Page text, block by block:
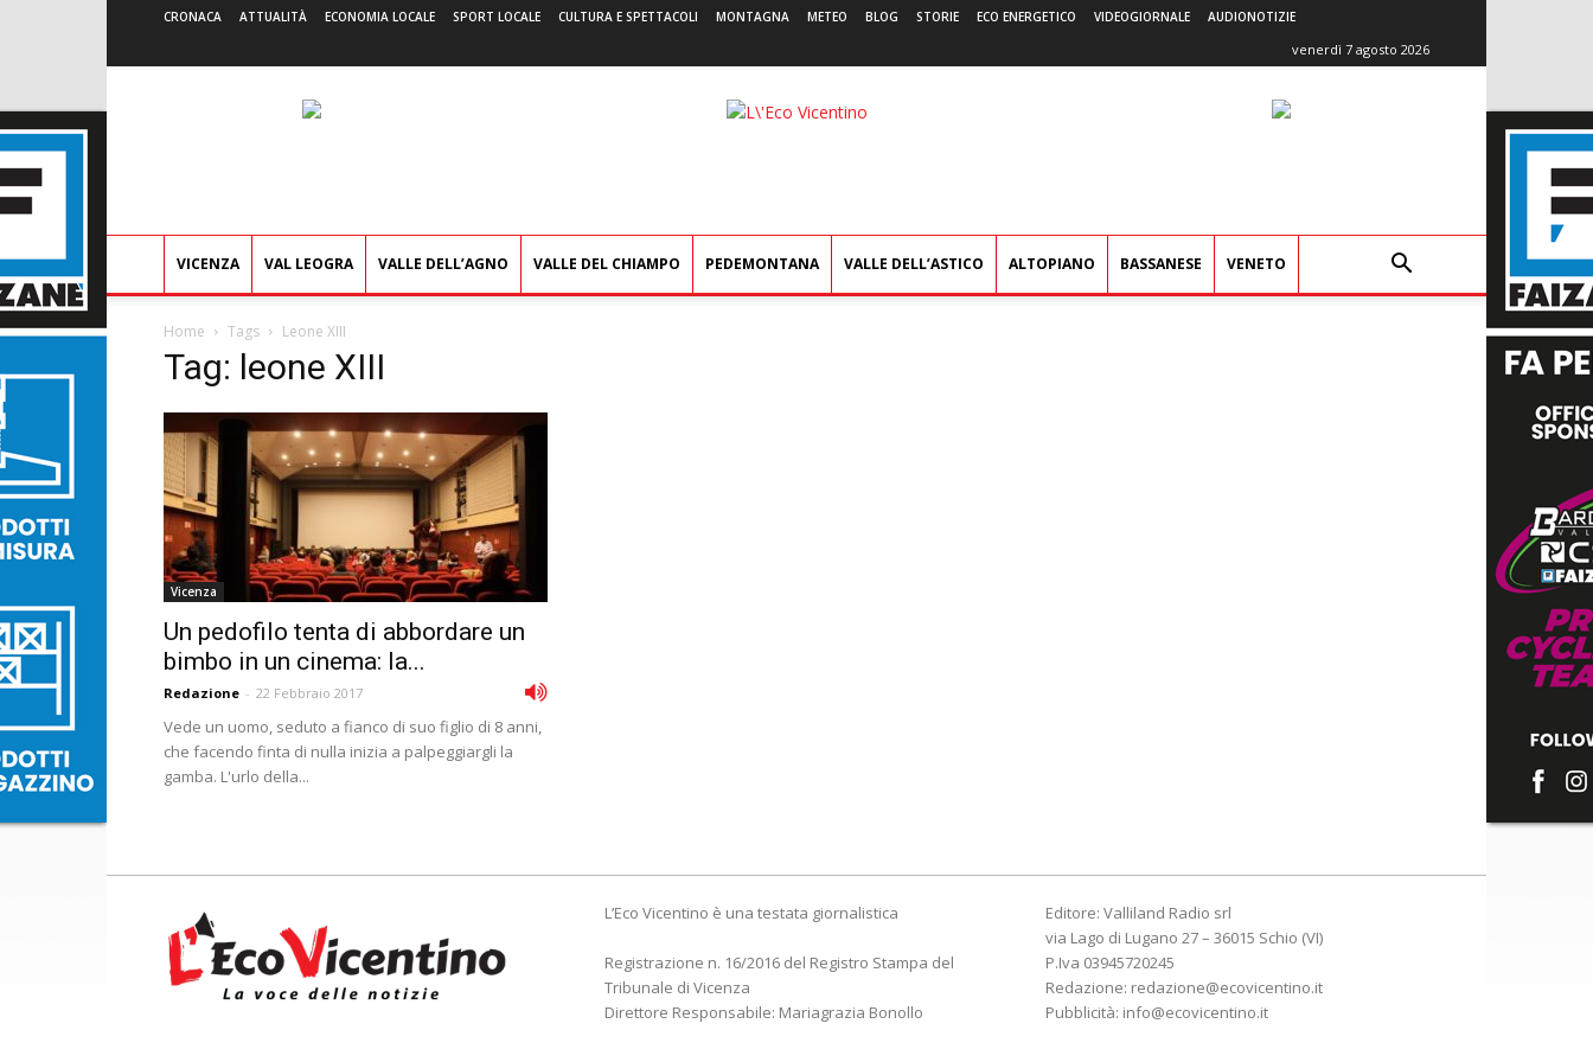
CRONACA ATTUALITÀ ECONOMIA LOCALE SPORT LOCALE CULTURA E SPETTACOLI MONTAGNA METEO BLOG STORIE ECO ENERGETICO VIDEOGIORNALE AUDIONOTIZIE
venerdì 7 agosto 2026
L'Eco
VICENZA VAL LEOGRA VALLE DELL’AGNO VALLE DEL CHIAMPO PEDEMONTANA VALLE DELL’ASTICO ALTOPIANO BASSANESE VENETO
Home Tags Leone XIII
Tag: leone XIII
Vicenza
Un pedofilo tenta di abbordare un
bimbo in un cinema: la...
Redazione - 22 Febbraio 2017
Vede un uomo, seduto a fianco di suo figlio di 8 anni,
che facendo finta di nulla inizia a palpeggiargli la
gamba. L'urlo della...
L’Eco Vicentino è una testata giornalistica
Registrazione n. 16/2016 del Registro Stampa del
Tribunale di Vicenza
Direttore Responsabile: Mariagrazia Bonollo
Editore: Valliland Radio srl
via Lago di Lugano 27 – 36015 Schio (VI)
P.Iva 03945720245
Redazione: redazione@ecovicentino.it
Pubblicità: info@ecovicentino.it